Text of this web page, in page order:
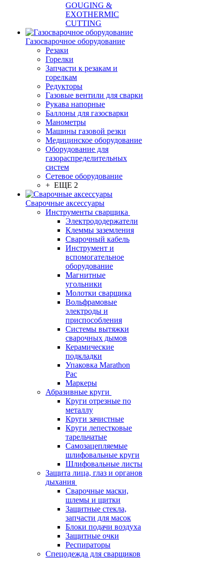
GOUGING &
EXOTHERMIC
CUTTING
Газосварочное оборудование
Резаки
Горелки
Запчасти к резакам и
горелкам
Редукторы
Газовые вентили для сварки
Рукава напорные
Баллоны для газосварки
Манометры
Машины газовой резки
Медицинское оборудование
Оборудование для
газораспределительных
систем
Сетевое оборудование
+ ЕЩЕ 2
Сварочные аксессуары
Инструменты сварщика
Электрододержатели
Клеммы заземления
Сварочный кабель
Инструмент и
вспомогательное
оборудование
Магнитные
угольники
Молотки сварщика
Вольфрамовые
электроды и
приспособления
Системы вытяжки
сварочных дымов
Керамические
подкладки
Упаковка Marathon
Pac
Маркеры
Абразивные круги
Круги отрезные по
металлу
Круги зачистные
Круги лепестковые
тарельчатые
Самозацепляемые
шлифовальные круги
Шлифовальные листы
Защита лица, глаз и органов
дыхания
Сварочные маски,
шлемы и щитки
Защитные стекла,
запчасти для масок
Блоки подачи воздуха
Защитные очки
Респираторы
Спецодежда для сварщиков